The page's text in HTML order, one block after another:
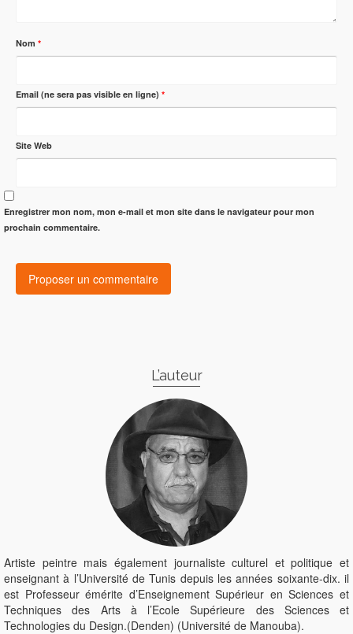
Nom *
Email (ne sera pas visible en ligne) *
Site Web
Enregistrer mon nom, mon e-mail et mon site dans le navigateur pour mon
prochain commentaire.
L’auteur
Artiste peintre mais également journaliste culturel et politique et
enseignant à l’Université de Tunis depuis les années soixante-dix. il
est Professeur émérite d’Enseignement Supérieur en Sciences et
Techniques des Arts à l’Ecole Supérieure des Sciences et
Technologies du Design.(Denden) (Université de Manouba).